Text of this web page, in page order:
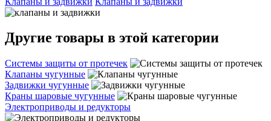
Другие товары в этой категории
Системы защиты от протечек
Клапаны чугунные
Задвижки чугунные
Краны шаровые чугунные
Электроприводы и редукторы